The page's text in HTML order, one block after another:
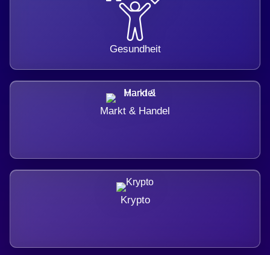
Gesundheit
Markt & Handel
Krypto